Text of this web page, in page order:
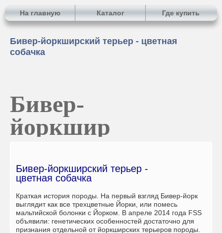
На главную Каталог Где купить
Бивер-йоркширский терьер - цветная
собачка
Бивер-
йоркшир
Бивер-йоркширский терьер -
цветная собачка
Краткая история породы. На первый взгляд Бивер-йорк
выглядит как все трехцветные Йорки, или помесь
мальтийской болонки с Йорком. В апреле 2014 года FSS
объявили: генетических особенностей достаточно для
признания отдельной от йоркширских терьеров породы.